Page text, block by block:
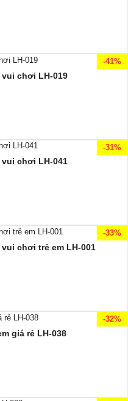
-41%
chơi LH-019
-31%
chơi LH-041
-33%
chơi trẻ em LH-001
-32%
giá rẻ LH-038